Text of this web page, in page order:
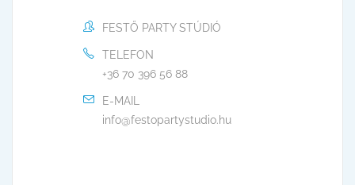
FESTŐ PARTY STÚDIÓ
TELEFON
+36 70 396 56 88
E-MAIL
info@festopartystudio.hu